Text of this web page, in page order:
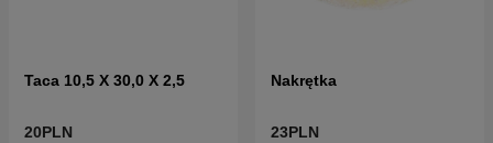
Taca 10,5 X 30,0 X 2,5
20PLN
Nakrętka
23PLN